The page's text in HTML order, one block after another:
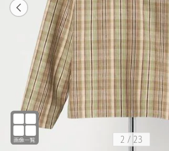
2 / 23
BEIGE
1 23